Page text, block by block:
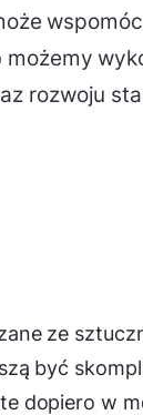
rozwoju
ze
być
dopiero w